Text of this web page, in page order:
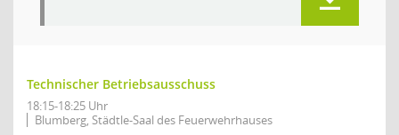
Technischer Betriebsausschuss
18:15-18:25 Uhr
Blumberg, Städtle-Saal des Feuerwehrhauses